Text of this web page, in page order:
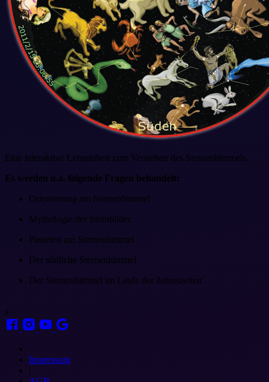
Eine interaktive Lerneinheit zum Verstehen des Sternenhimmels.
Es werden u.a. folgende Fragen behandelt:
Orientierung am Sternenhimmel
Mythologie der Sternbilder
Planeten am Sternenhimmel
Der südliche Sternenhimmel
Der Sternenhimmel im Laufe der Jahreszeiten
s
Impressum
|